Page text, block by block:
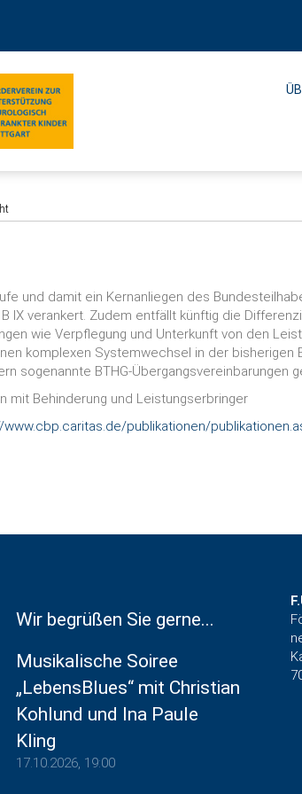
und damit ein Kernanliegen des
IX verankert. Zudem entfällt künftig die
wie Verpflegung und Unterkunft von den
komplexen Systemwechsel in der
sogenannte BTHG-
mit Behinderung und Leistungserbringer
www.cbp.caritas.de/publikationen/
Wir begrüßen Sie gerne...
Musikalische Soiree
„LebensBlues“ mit Christian
Kohlund und Ina Paule
Kling
17.10.2026, 19:00